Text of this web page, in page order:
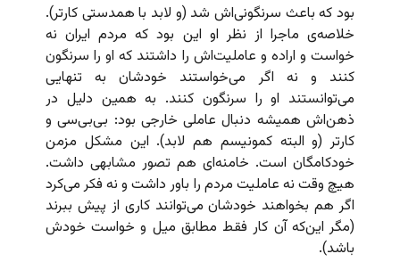
بود که باعث سرنگونی‌اش شد (و لابد با همدستی کارتر).
خلاصه‌ی ماجرا از نظر او این بود که مردم ایران نه
خواست و اراده و عاملیت‌اش را داشتند که او را سرنگون
کنند و نه اگر می‌خواستند خودشان به تنهایی
می‌توانستند او را سرنگون کنند. به همین دلیل در
ذهن‌اش همیشه دنبال عاملی خارجی بود: بی‌بی‌سی و
کارتر (و البته کمونیسم هم لابد). این مشکل مزمن
خودکامگان است. خامنه‌ای هم تصور مشابهی داشت.
هیچ وقت نه عاملیت مردم را باور داشت و نه فکر می‌کرد
اگر هم بخواهند خودشان می‌توانند کاری از پیش ببرند
(مگر این‌که آن کار فقط مطابق میل و خواست خودش
باشد).